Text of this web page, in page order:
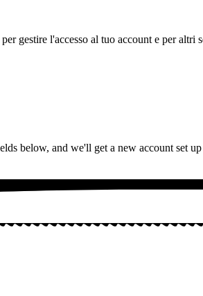
gestire l'accesso al tuo account e per altri
below, and we'll get a new account set